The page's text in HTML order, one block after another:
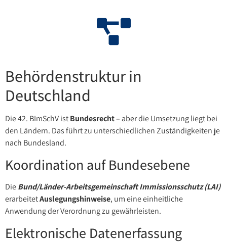
Behördenstruktur in
Deutschland
Die 42. BImSchV istBundesrecht– aber die Umsetzung liegt bei
den Ländern. Das führt zu unterschiedlichen Zuständigkeiten je
nach Bundesland.
Koordination auf Bundesebene
DieBund/Länder-Arbeitsgemeinschaft Immissionsschutz (LAI)
erarbeitetAuslegungshinweise, um eine einheitliche
Anwendung der Verordnung zu gewährleisten.
Elektronische Datenerfassung